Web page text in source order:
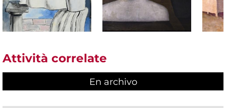
Attività correlate
En archivo